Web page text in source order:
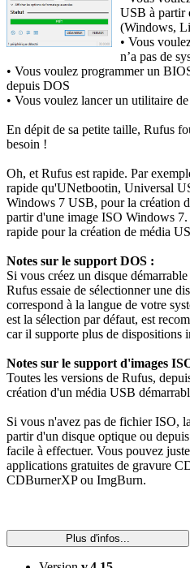
USB à partir
(Windows,
• Vous
n’a pas de
• Vous voulez programmer un
depuis DOS
• Vous voulez lancer un utilitaire
En dépit de sa petite taille, Rufus
besoin !
Oh, et Rufus est rapide. Par
rapide qu'UNetbootin, Universal
Windows 7 USB, pour la création
partir d'une image ISO Windows
rapide pour la création de média
Notes sur le support DOS :
Si vous créez un disque
Rufus essaie de sélectionner une
correspond à la langue de votre
est la sélection par défaut, est
car il supporte plus de dispositions
Notes sur le support d'images
Toutes les versions de Rufus,
création d'un média USB
Si vous n'avez pas de fichier ISO,
partir d'un disque optique ou
facile à effectuer. Vous pouvez
applications gratuites de gravure
CDBurnerXP ou ImgBurn.
Plus d'infos...